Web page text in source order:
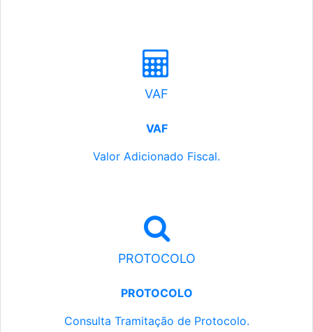
VAF
VAF
Valor Adicionado Fiscal.
PROTOCOLO
PROTOCOLO
Consulta Tramitação de Protocolo.